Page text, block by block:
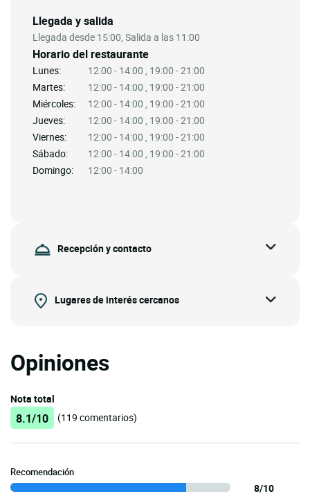
Llegada y salida
Llegada desde 15:00, Salida a las 11:00
Horario del restaurante
Lunes:
12:00 - 14:00 , 19:00 - 21:00
Martes:
12:00 - 14:00 , 19:00 - 21:00
Miércoles:
12:00 - 14:00 , 19:00 - 21:00
Jueves:
12:00 - 14:00 , 19:00 - 21:00
Viernes:
12:00 - 14:00 , 19:00 - 21:00
Sábado:
12:00 - 14:00 , 19:00 - 21:00
Domingo:
12:00 - 14:00
Recepción y contacto
Lugares de interés cercanos
Opiniones
Nota total
8.1/10 (119 comentarios)
Recomendación
8/10